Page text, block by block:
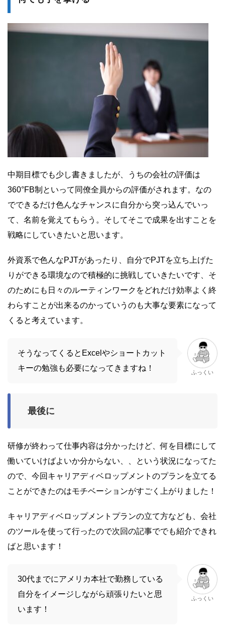
中期目標でも少し書きましたが、うちの会社の評価は
360°FB制といって同僚全員からの評価がされます。なの
でできるだけ色んなチャンスに自分から突っ込んでいっ
て、名前を覚えてもらう。そしてそこで成果を出すことを
戦略にしていきたいと思います。
外資系で色んなPJTがあったり、自分でPJTを立ち上げた
りができる環境なので積極的に挑戦していきたいです、そ
のためにも日々のルーティンワークをどれだけ効率よく終
わらすことが出来るのかっていうのも大事な要素になって
くると考えています。
そうなってくるとExcelやショートカット
キーの勉強も必要になってきますね！
ふっくい
最後に
研修が終わって仕事内容は分かったけど、何を目標にして
働いていけばよいか分からない、、という状況になってた
ので、今回キャリアディベロップメントのプランを立てる
ことができたのはモチベーションがすごく上がりました！
キャリアディベロップメントプランの立て方なども、会社
のツールを使って行ったので次回の記事ででも紹介できれ
ばと思います！
30代までにアメリカ本社で勤務している
自分をイメージしながら頑張りたいと思
います！
ふっくい